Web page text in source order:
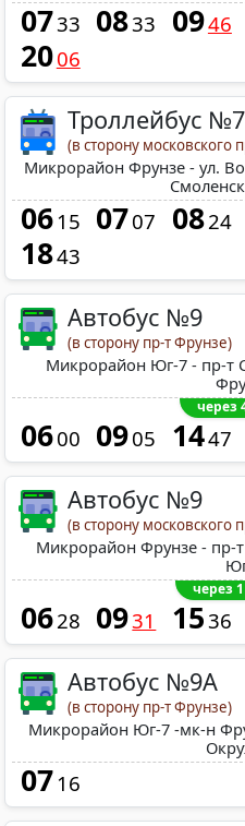
0733 0833 0946
2006
Троллейбус №7
(в сторону московского
Микрорайон Фрунзе - ул.
06 15 0707 0824
1843
Автобус №9
(в сторону пр-т Фрунзе)
Микрорайон Юг-7 - пр-т
через
0600 0905 1447
Автобус №9
(в сторону московского
Микрорайон Фрунзе - пр-
через
0628 0931 1536
Автобус №9А
(в сторону пр-т Фрунзе)
Микрорайон Юг-7 -мк-н
07 16